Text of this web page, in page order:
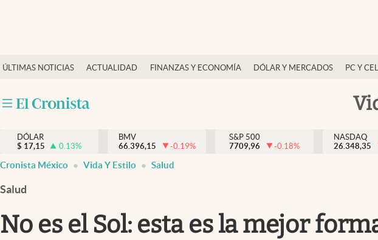
ÚLTIMAS NOTICIAS ACTUALIDAD FINANZAS Y ECONOMÍA DÓLAR Y MERCADOS PC Y
Actualidad
Internacionales
Opinión
Brand Strategy
Vida y estilo
DÓLAR
$ 17,15 0.13%
BMV
66.396,15
-0.19%
S&P 500
7709,96
-0.18%
NASDAQ
26.348,35
Cronista México Vida Y Estilo Salud
Salud
No es el Sol: esta es la mejor